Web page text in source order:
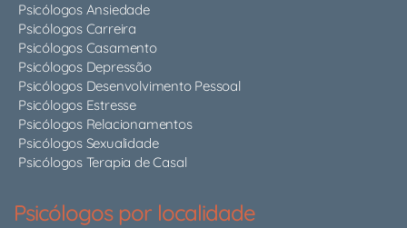
Psicólogos Ansiedade
Psicólogos Carreira
Psicólogos Casamento
Psicólogos Depressão
Psicólogos Desenvolvimento Pessoal
Psicólogos Estresse
Psicólogos Relacionamentos
Psicólogos Sexualidade
Psicólogos Terapia de Casal
Psicólogos por localidade